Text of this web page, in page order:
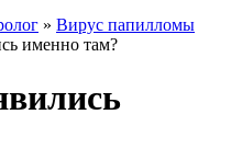
» Вирус папилломы
именно там?